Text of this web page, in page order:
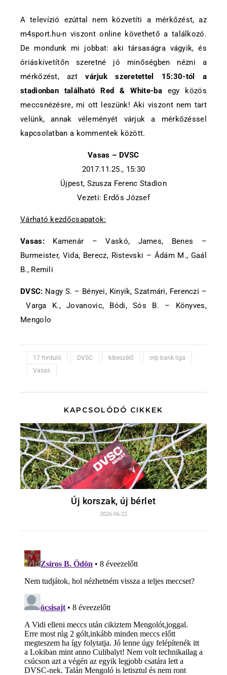
A televízió ezúttal nem közvetíti a mérkőzést, az
m4sport.hu-n viszont online követhető a találkozó.
De mondunk mi jobbat: aki társaságra vágyik, és
óriáskivetítőn szeretné jó minőségben nézni a
mérkőzést, aztvárjuk szeretettel 15:30-tól a
stadionban található Red & White-baegy közös
meccsnézésre, mi ott leszünk! Aki viszont nem tart
velünk, annak véleményét várjuk a mérkőzéssel
kapcsolatban a kommentek között.
Vasas – DVSC
2017.11.25., 15:30
Újpest, Szusza Ferenc Stadion
Vezeti: Erdős József
Várható kezdőcsapatok:
Vasas: Kamenár – Vaskó, James, Benes –
Burmeister, Vida, Berecz, Ristevski – Ádám M., Gaál
B., Remili
DVSC: Nagy S. – Bényei, Kinyik, Szatmári, Ferenczi –
Varga K., Jovanovic, Bódi, Sós B. – Könyves,
Mengolo
17 forduló DVSC kibeszélő
otp bank liga
Vasas
KAPCSOLÓDÓ CIKKEK
Új korszak, új bérlet
2026-06-22